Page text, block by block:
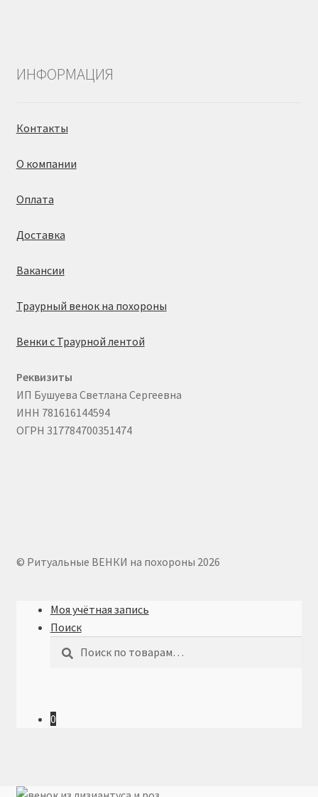
ИНФОРМАЦИЯ
Контакты
О компании
Оплата
Доставка
Вакансии
Траурный венок на похороны
Венки с Траурной лентой
Реквизиты
ИП Бушуева Светлана Сергеевна
ИНН 781616144594
ОГРН 317784700351474
© Ритуальные ВЕНКИ на похороны 2026
Моя учётная запись
Поиск
Искать:
Поиск
0